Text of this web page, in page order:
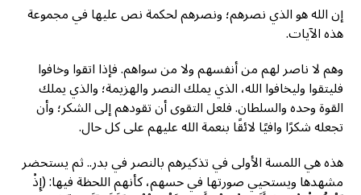
إن الله هو الذي نصرهم؛ ونصرهم لحكمة نص عليها في مجموعة
هذه الآيات.
وهم لا ناصر لهم من أنفسهم ولا من سواهم. فإذا اتقوا وخافوا
فليتقوا وليخافوا الله، الذي يملك النصر والهزيمة؛ والذي يملك
القوة وحده والسلطان. فلعل التقوى أن تقودهم إلى الشكر؛ وأن
تجعله شكرًا وافيًا لائقًا بنعمة الله عليهم على كل حال.
هذه هي اللمسة الأولى في تذكيرهم بالنصر في بدر.. ثم يستحضر
مشهدها ويستحيي صورتها في حسهم، كأنهم اللحظة فيها: (إِذْ